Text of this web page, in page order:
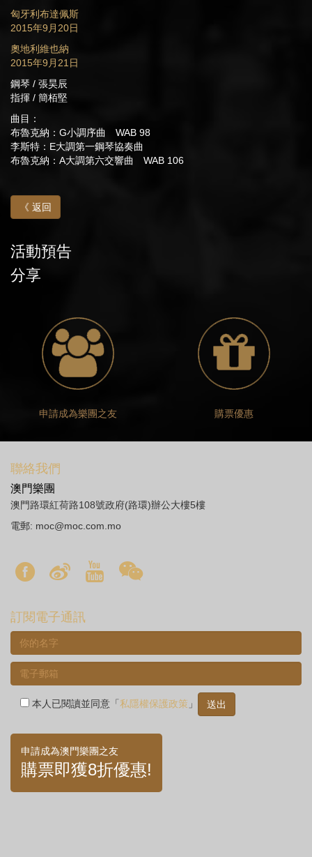
匈牙利布達佩斯
2015年9月20日
奧地利維也納
2015年9月21日
鋼琴 / 張昊辰
指揮 / 簡栢堅
曲目：
布魯克納：G小調序曲 WAB 98
李斯特：E大調第一鋼琴協奏曲
布魯克納：A大調第六交響曲 WAB 106
《 返回
活動預告
分享
申請成為樂團之友 購票優惠
聯絡我們
澳門樂團
澳門路環紅荷路108號政府(路環)辦公大樓5樓
電郵: moc@moc.com.mo
訂閱電子通訊
本人已閱讀並同意「 私隱權保護政策 」
申請成為澳門樂團之友
購票即獲8折優惠!